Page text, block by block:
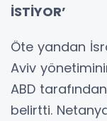
İSTİYOR’
Öte yandan
Aviv
ABD
belirtti.